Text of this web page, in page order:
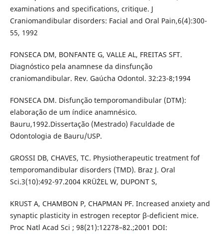
examinations and specifications, critique. J
Craniomandibular disorders: Facial and Oral Pain,6(4):300-
55, 1992
FONSECA DM, BONFANTE G, VALLE AL, FREITAS SFT.
Diagnóstico pela anamnese da dinsfunção
craniomandibular. Rev. Gaúcha Odontol. 32:23-8;1994
FONSECA DM. Disfunção temporomandibular (DTM):
elaboração de um índice anamnésico.
Bauru,1992.Dissertação (Mestrado) Faculdade de
Odontologia de Bauru/USP.
GROSSI DB, CHAVES, TC. Physiotherapeutic treatment fof
temporomandibular disorders (TMD). Braz J. Oral
Sci.3(10):492-97.2004 KRÜŻEL W, DUPONT S,
KRUST A, CHAMBON P, CHAPMAN PF. Increased anxiety and
synaptic plasticity in estrogen receptor β-deficient mice.
Proc Natl Acad Sci ; 98(21):12278–82.;2001 DOI: